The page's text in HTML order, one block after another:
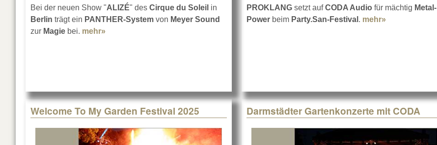
Bei der neuen Show "ALIZÉ" des Cirque du Soleil in
Berlin trägt ein PANTHER-System von Meyer Sound
zur Magie bei. mehr»
PROKLANG setzt aufCODA Audio für mächtig Metal-
Power beim Party.San-Festival . mehr»
Welcome To My Garden Festival 2025 Darmstädter Gartenkonzerte mit CODA